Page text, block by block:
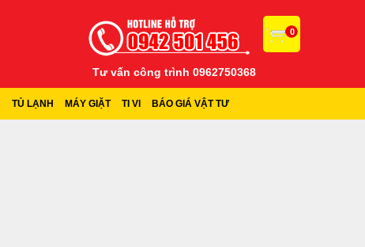
0
Tư vấn công trình 0962750368
TỦ LẠNH MÁY GIẶT TI VI BÁO GIÁ VẬT TƯ